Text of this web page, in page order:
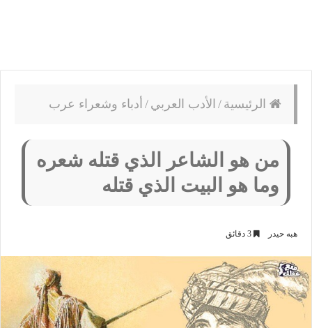
الرئيسية / الأدب العربي / أدباء وشعراء عرب
من هو الشاعر الذي قتله شعره
وما هو البيت الذي قتله
هبه حيدر